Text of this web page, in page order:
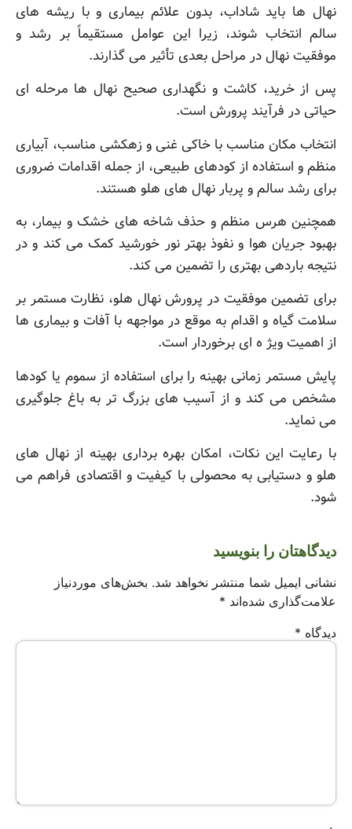
نهال ها باید شاداب، بدون علائم بیماری و با ریشه های
سالم انتخاب شوند، زیرا این عوامل مستقیماً بر رشد و
موفقیت نهال در مراحل بعدی تأثیر می گذارند.
پس از خرید، کاشت و نگهداری صحیح نهال ها مرحله ای
حیاتی در فرآیند پرورش است.
انتخاب مکان مناسب با خاکی غنی و زهکشی مناسب، آبیاری
منظم و استفاده از کودهای طبیعی، از جمله اقدامات ضروری
برای رشد سالم و پربار نهال های هلو هستند.
همچنین هرس منظم و حذف شاخه های خشک و بیمار، به
بهبود جریان هوا و نفوذ بهتر نور خورشید کمک می کند و در
نتیجه باردهی بهتری را تضمین می کند.
برای تضمین موفقیت در پرورش نهال هلو، نظارت مستمر بر
سلامت گیاه و اقدام به موقع در مواجهه با آفات و بیماری ها
از اهمیت ویژ ه ای برخوردار است.
پایش مستمر زمانی بهینه را برای استفاده از سموم یا کودها
مشخص می کند و از آسیب های بزرگ تر به باغ جلوگیری
می نماید.
با رعایت این نکات، امکان بهره برداری بهینه از نهال های
هلو و دستیابی به محصولی با کیفیت و اقتصادی فراهم می
شود.
دیدگاهتان را بنویسید
نشانی ایمیل شما منتشر نخواهد شد. بخش‌های موردنیاز
علامت‌گذاری شده‌اند *
دیدگاه *